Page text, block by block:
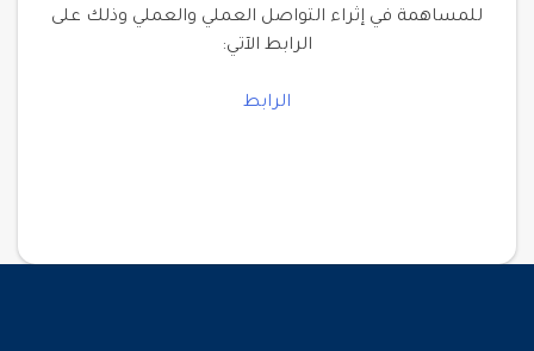
للمساهمة في إثراء التواصل العملي والعملي وذلك على
الرابط الآتي:
الرابط